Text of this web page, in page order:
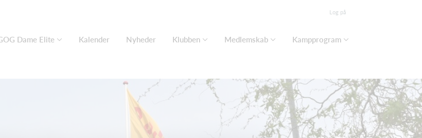
Log på
Dame Elite Kalender Nyheder Klubben Medlemskab Kampprogram